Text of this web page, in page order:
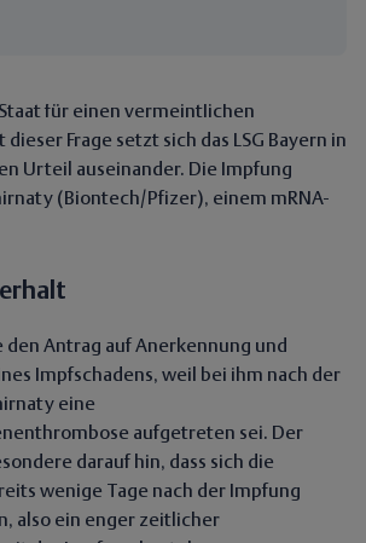
für einen vermeintlichen
dieser Frage setzt sich das LSG Bayern in
Urteil auseinander. Die Impfung
(Biontech/Pfizer), einem mRNA-
den Antrag auf Anerkennung und
Impfschadens, weil bei ihm nach der
eine
aufgetreten sei. Der
darauf hin, dass sich die
wenige Tage nach der Impfung
also ein enger zeitlicher